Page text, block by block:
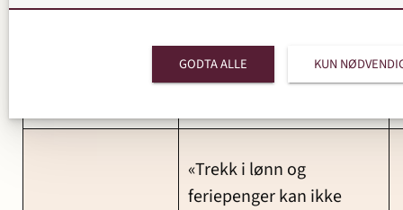
kan arbeidsgiver og
skriftlig avtale om
tidsbegrenset innleie …»
«Trekk i lønn og
feriepenger kan ikke
GODTA ALLE KUN